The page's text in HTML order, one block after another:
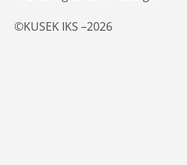
©KUSEK IKS –2026